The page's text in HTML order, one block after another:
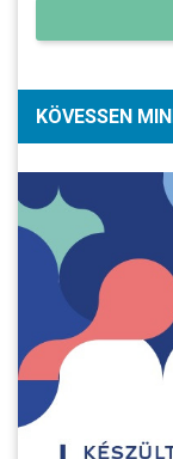
KÖVESSEN